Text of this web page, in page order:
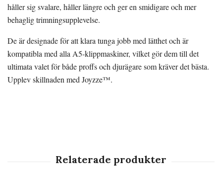
håller sig svalare, håller längre och ger en smidigare och mer
behaglig trimningsupplevelse.
De är designade för att klara tunga jobb med lätthet och är
kompatibla med alla A5-klippmaskiner, vilket gör dem till det
ultimata valet för både proffs och djurägare som kräver det bästa.
Upplev skillnaden med Joyzze™.